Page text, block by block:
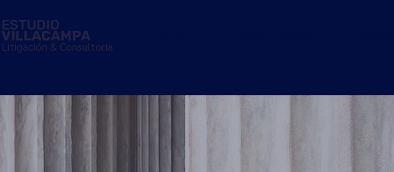
ESTUDIO
VILLACAMPA
Litigación & Consultoría